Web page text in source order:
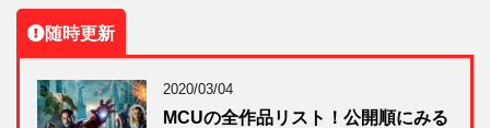
随時更新
2020/03/04
MCUの全作品リスト！公開順にみる